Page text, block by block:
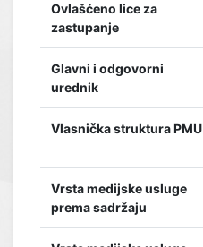
Ovlašćeno lice za
zastupanje
Glavni i odgovorni
urednik
Vlasnička struktura PMU
Vrsta medijske usluge
prema sadržaju